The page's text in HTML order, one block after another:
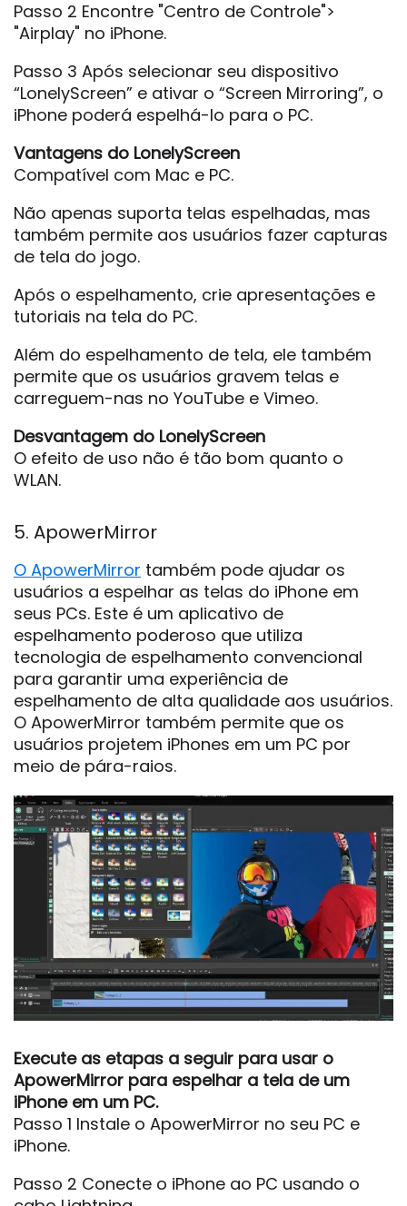
Passo 2 Encontre "Centro de Controle">
"Airplay" no iPhone.
Passo 3 Após selecionar seu dispositivo
“LonelyScreen” e ativar o “Screen Mirroring”, o
iPhone poderá espelhá-lo para o PC.
Vantagens do LonelyScreen
Compatível com Mac e PC.
Não apenas suporta telas espelhadas, mas
também permite aos usuários fazer capturas
de tela do jogo.
Após o espelhamento, crie apresentações e
tutoriais na tela do PC.
Além do espelhamento de tela, ele também
permite que os usuários gravem telas e
carreguem-nas no YouTube e Vimeo.
Desvantagem do LonelyScreen
O efeito de uso não é tão bom quanto o
WLAN.
5. ApowerMirror
O ApowerMirror também pode ajudar os
usuários a espelhar as telas do iPhone em
seus PCs. Este é um aplicativo de
espelhamento poderoso que utiliza
tecnologia de espelhamento convencional
para garantir uma experiência de
espelhamento de alta qualidade aos usuários.
O ApowerMirror também permite que os
usuários projetem iPhones em um PC por
meio de pára-raios.
Execute as etapas a seguir para usar o
ApowerMirror para espelhar a tela de um
iPhone em um PC.
Passo 1 Instale o ApowerMirror no seu PC e
iPhone.
Passo 2 Conecte o iPhone ao PC usando o